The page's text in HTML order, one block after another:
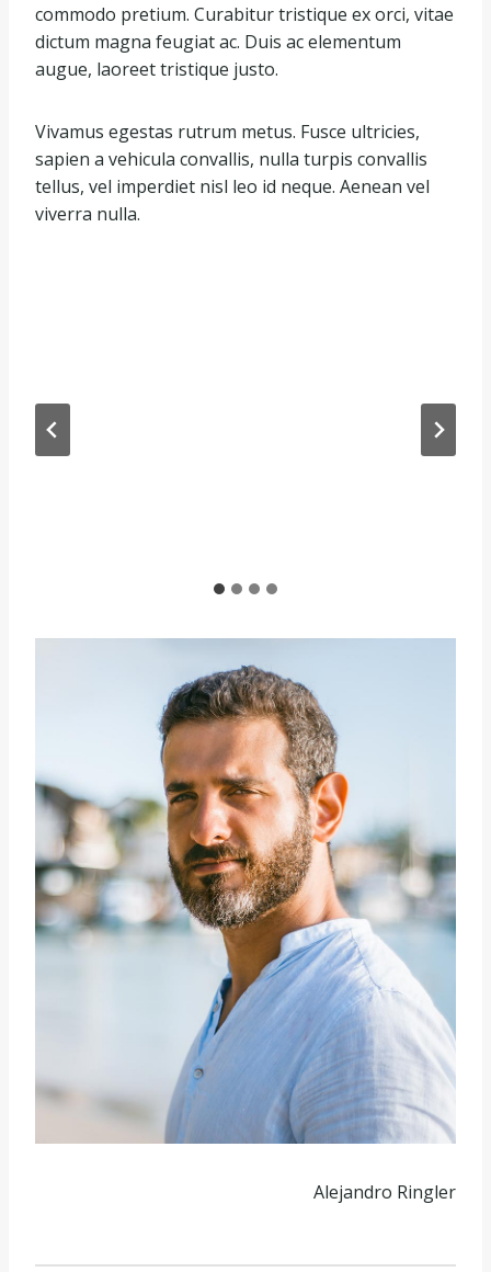
commodo pretium. Curabitur tristique ex orci, vitae
dictum magna feugiat ac. Duis ac elementum
augue, laoreet tristique justo.
Vivamus egestas rutrum metus. Fusce ultricies,
sapien a vehicula convallis, nulla turpis convallis
tellus, vel imperdiet nisl leo id neque. Aenean vel
viverra nulla.
Alejandro Ringler